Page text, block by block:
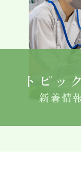
キャンパスラ
就職
よくある質問
トピッ
新着情